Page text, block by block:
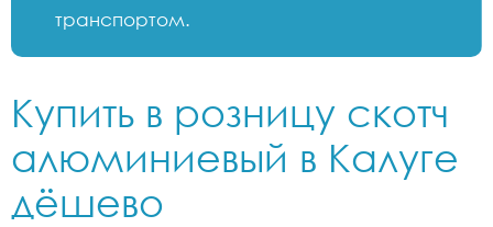
транспортом.
Купить в розницу скотч
алюминиевый в Калуге
дёшево